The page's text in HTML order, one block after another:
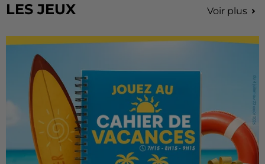
LES JEUX Voir plus